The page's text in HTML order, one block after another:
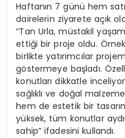
Haftanın 7 günü hem
dairelerin ziyarete açık
“Tan Urla, müstakil
ettiği bir proje oldu.
birlikte yatırımcılar
göstermeye başladı.
konutları dikkatle
sağlıklı ve doğal
hem de estetik bir
yüksek, tüm konutlar
sahip” ifadesini kullandı.